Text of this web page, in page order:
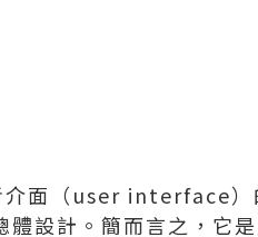
介面（user interface）
設計。簡而言之，它